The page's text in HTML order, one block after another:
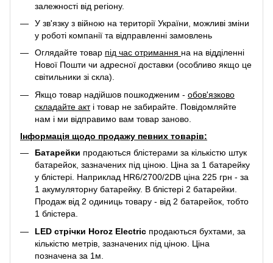
залежності від регіону.
У зв'язку з війною на території України, можливі зміни
у роботі компанії та відправленні замовлень
Оглядайте товар під час отримання на на відділенні
Нової Пошти чи адресної доставки (особливо якщо це
світильники зі скла).
Якщо товар надійшов пошкодженим - обов'язково
складайте акт і товар не забирайте. Повідомляйте
нам і ми відправимо вам товар заново.
Інформація щодо продажу певних товарів:
Батарейки продаються блістерами за кількістю штук
батарейок, зазначених під ціною. Ціна за 1 батарейку
у блістері. Наприклад HR6/2700/2DB ціна 225 грн - за
1 акумуляторну батарейку. В блістері 2 батарейки.
Продаж від 2 одиниць товару - від 2 батарейок, тобто
1 блістера.
LED стрічки Horoz Electric продаються бухтами, за
кількістю метрів, зазначених під ціною. Ціна
позначена за 1м.